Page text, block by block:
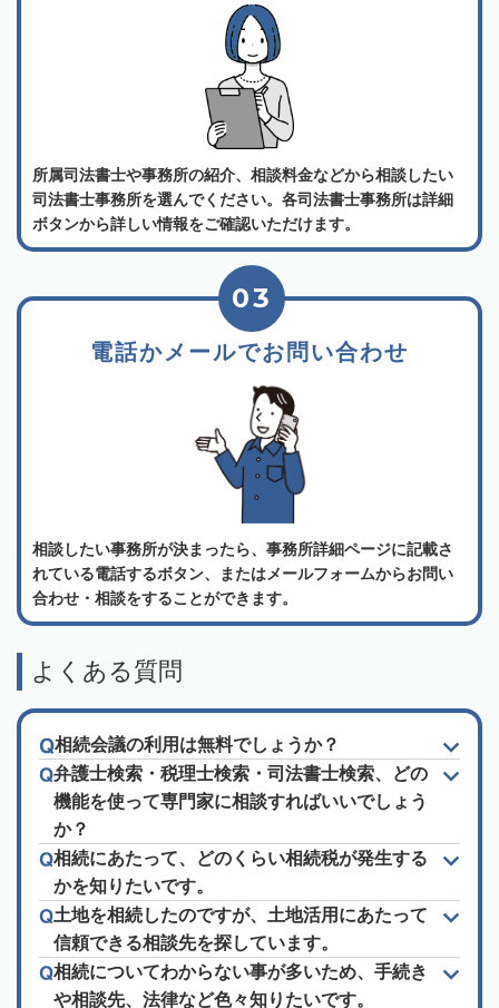
所属司法書士や事務所の紹介、相談料金などから相談したい
司法書士事務所を選んでください。各司法書士事務所は詳細
ボタンから詳しい情報をご確認いただけます。
電話かメールでお問い合わせ
03
相談したい事務所が決まったら、事務所詳細ページに記載さ
れている電話するボタン、またはメールフォームからお問い
合わせ・相談をすることができます。
よくある質問
相続会議の利用は無料でしょうか？
弁護士検索・税理士検索・司法書士検索、どの
機能を使って専門家に相談すればいいでしょう
か？
相続にあたって、どのくらい相続税が発生する
かを知りたいです。
土地を相続したのですが、土地活用にあたって
信頼できる相談先を探しています。
相続についてわからない事が多いため、手続き
や相談先、法律など色々知りたいです。